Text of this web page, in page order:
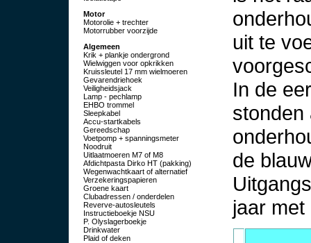
Motor
Motorolie + trechter
Motorrubber voorzijde
Algemeen
Krik + plankje ondergrond
Wielwiggen voor opkrikken
Kruissleutel 17 mm wielmoeren
Gevarendriehoek
Veiligheidsjack
Lamp - pechlamp
EHBO trommel
Sleepkabel
Accu-startkabels
Gereedschap
Voetpomp + spanningsmeter
Noodruit
Uitlaatmoeren M7 of M8
Afdichtpasta Dirko HT (pakking)
Wegenwachtkaart of alternatief
Verzekeringspapieren
Groene kaart
Clubadressen / onderdelen
Reverve-autosleutels
Instructieboekje NSU
P. Olyslagerboekje
Drinkwater
Plaid of deken
uit te
In de
stonden
de
jaar